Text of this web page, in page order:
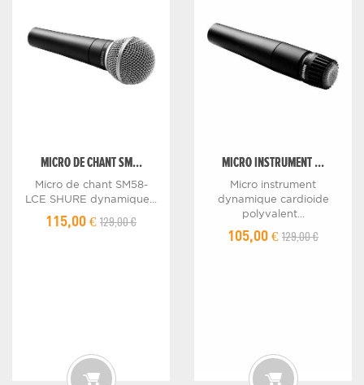
MICRO DE CHANT SM...
Micro de chant SM58-
LCE SHURE dynamique...
115,00 € 129,00 €
MICRO INSTRUMENT ...
Micro instrument
dynamique cardioide
polyvalent...
105,00 € 129,00 €